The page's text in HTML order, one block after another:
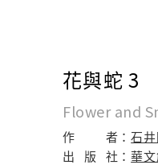
花與蛇 3
Flower and
作 者：石
出
版 社：華